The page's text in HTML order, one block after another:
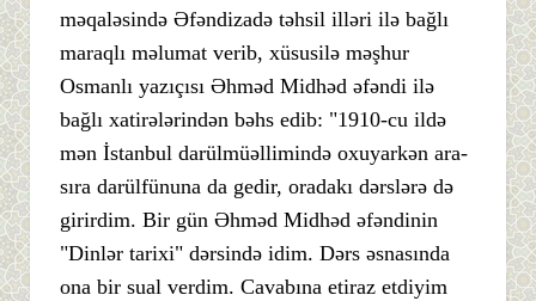
məqaləsində Əfəndizadə təhsil illəri ilə bağlı
maraqlı məlumat verib, xüsusilə məşhur
Osmanlı yazıçısı Əhməd Midhəd əfəndi ilə
bağlı xatirələrindən bəhs edib: "1910-cu ildə
mən İstanbul darülmüəllimində oxuyarkən ara-
sıra darülfünuna da gedir, oradakı dərslərə də
girirdim. Bir gün Əhməd Midhəd əfəndinin
"Dinlər tarixi" dərsində idim. Dərs əsnasında
ona bir sual verdim. Cavabına etiraz etdiyim